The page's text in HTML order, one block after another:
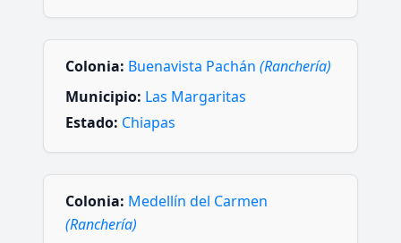
Colonia: Buenavista Pachán (Ranchería)
Municipio: Las Margaritas
Estado: Chiapas
Colonia: Medellín del Carmen
(Ranchería)